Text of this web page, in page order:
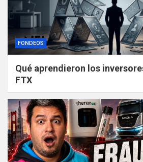
FONDEOS
Qué aprendieron los
FTX